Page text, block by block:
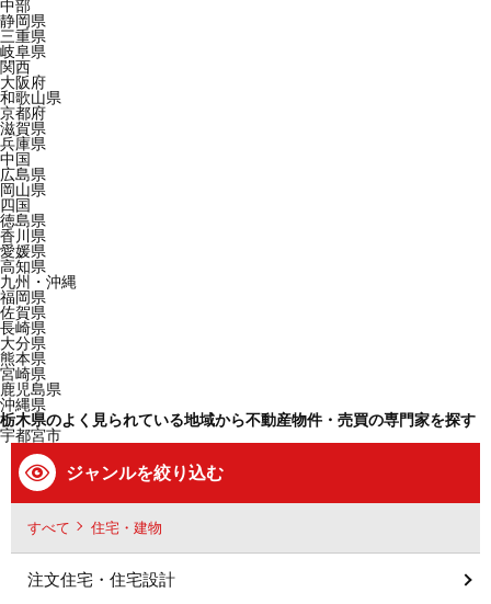
中部
静岡県
三重県
岐阜県
関西
大阪府
和歌山県
京都府
滋賀県
兵庫県
中国
広島県
岡山県
四国
徳島県
香川県
愛媛県
高知県
九州・沖縄
福岡県
佐賀県
長崎県
大分県
熊本県
宮崎県
鹿児島県
沖縄県
栃木県のよく見られている地域から不動産物件・売買の専門家を探す
宇都宮市
ジャンルを絞り込む
すべて 住宅・建物
注文住宅・住宅設計